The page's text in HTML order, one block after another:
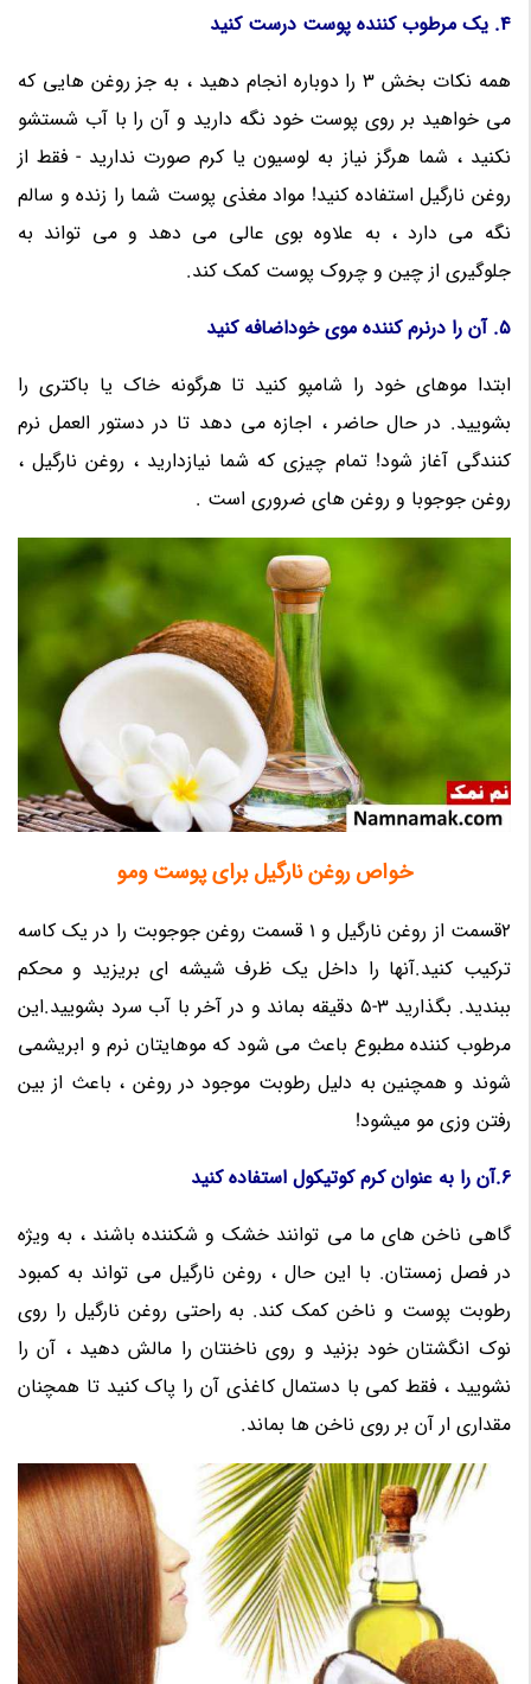
4. یک مرطوب کننده پوست درست کنید
همه نکات بخش 3 را دوباره انجام دهید ، به جز روغن هایی که
می خواهید بر روی پوست خود نگه دارید و آن را با آب شستشو
نکنید ، شما هرگز نیاز به لوسیون یا کرم صورت ندارید - فقط از
روغن نارگیل استفاده کنید! مواد مغذی پوست شما را زنده و سالم
نگه می دارد ، به علاوه بوی عالی می دهد و می تواند به
جلوگیری از چین و چروک پوست کمک کند.
5. آن را درنرم کننده موی خوداضافه کنید
ابتدا موهای خود را شامپو کنید تا هرگونه خاک یا باکتری را
بشویید. در حال حاضر ، اجازه می دهد تا در دستور العمل نرم
کنندگی آغاز شود! تمام چیزی که شما نیازدارید ، روغن نارگیل ،
روغن جوجوبا و روغن های ضروری است .
خواص روغن نارگیل برای پوست ومو
2قسمت از روغن نارگیل و 1 قسمت روغن جوجوبت را در یک کاسه
ترکیب کنید.آنها را داخل یک ظرف شیشه ای بریزید و محکم
ببندید. بگذارید 3-5 دقیقه بماند و در آخر با آب سرد بشویید.این
مرطوب کننده مطبوع باعث می شود که موهایتان نرم و ابریشمی
شوند و همچنین به دلیل رطوبت موجود در روغن ، باعث از بین
رفتن وزی مو میشود!
6.آن را به عنوان کرم کوتیکول استفاده کنید
گاهی ناخن های ما می توانند خشک و شکننده باشند ، به ویژه
در فصل زمستان. با این حال ، روغن نارگیل می تواند به کمبود
رطوبت پوست و ناخن کمک کند. به راحتی روغن نارگیل را روی
نوک انگشتان خود بزنید و روی ناخنتان را مالش دهید ، آن را
نشویید ، فقط کمی با دستمال کاغذی آن را پاک کنید تا همچنان
مقداری ار آن بر روی ناخن ها بماند.